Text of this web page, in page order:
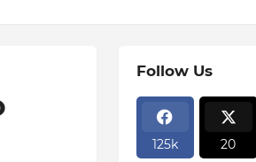
Follow Us
125k 20